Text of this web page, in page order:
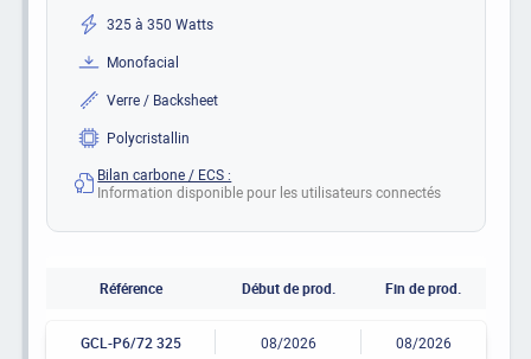
325 à 350 Watts
Monofacial
Verre / Backsheet
Polycristallin
Bilan carbone / ECS :
Information disponible pour les utilisateurs connectés
Référence Début de prod. Fin de prod.
GCL-P6/72 325 08/2026 08/2026